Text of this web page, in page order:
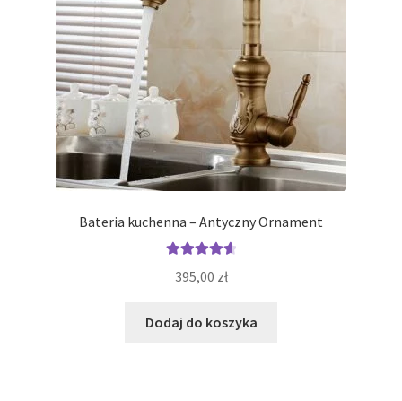
Bateria kuchenna – Antyczny Ornament
4.67na 5
395,00 zł
Dodaj do koszyka